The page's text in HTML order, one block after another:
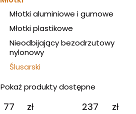
Młotki aluminiowe i gumowe
Młotki plastikowe
Nieodbijający bezodrzutowy
nylonowy
Ślusarski
Pokaż produkty dostępne
zł zł